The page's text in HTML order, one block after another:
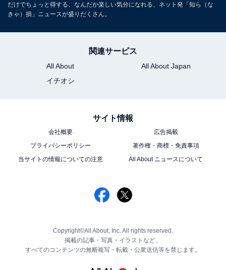
だけでちょっと得する、なんだか楽しい気分になれる、ネット発「知ら（な
きゃ）損」ニュースが盛りだくさん。
関連サービス
All About
All About Japan
イチオシ
サイト情報
会社概要
広告掲載
プライバシーポリシー
著作権・商標・免責事項
当サイトの情報についての注意
All About ニュースについて
Copyright©All About, Inc. All rights reserved.
掲載の記事・写真・イラストなど、
すべてのコンテンツの無断複写・転載・公衆送信等を禁じます。